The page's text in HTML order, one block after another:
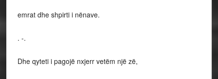
emrat dhe shpirti i nënave.
. -.
Dhe qyteti i pagojë nxjerr vetëm një zë,